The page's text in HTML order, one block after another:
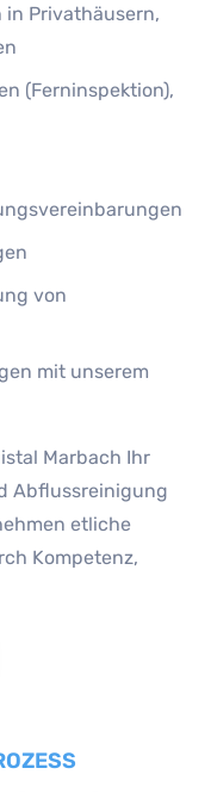
Privathäusern,
(Ferninspektion),
von
mit unserem
Marbach Ihr
Abflussreinigung
etliche
Kompetenz,